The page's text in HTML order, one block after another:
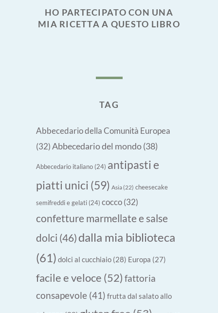
HO PARTECIPATO CON UNA
MIA RICETTA A QUESTO LIBRO
TAG
Abbecedario della Comunità Europea
(32) Abbecedario del mondo(38)
Abbecedario italiano (24) antipasti e
piatti unici (59) Asia(22) cheesecake
semifreddi e gelati (24) cocco (32)
confetture marmellate e salse
dolci (46) dalla mia biblioteca
(61) dolci al cucchiaio (28) Europa (27)
facile e veloce (52) fattoria
consapevole (41) frutta dal salato allo